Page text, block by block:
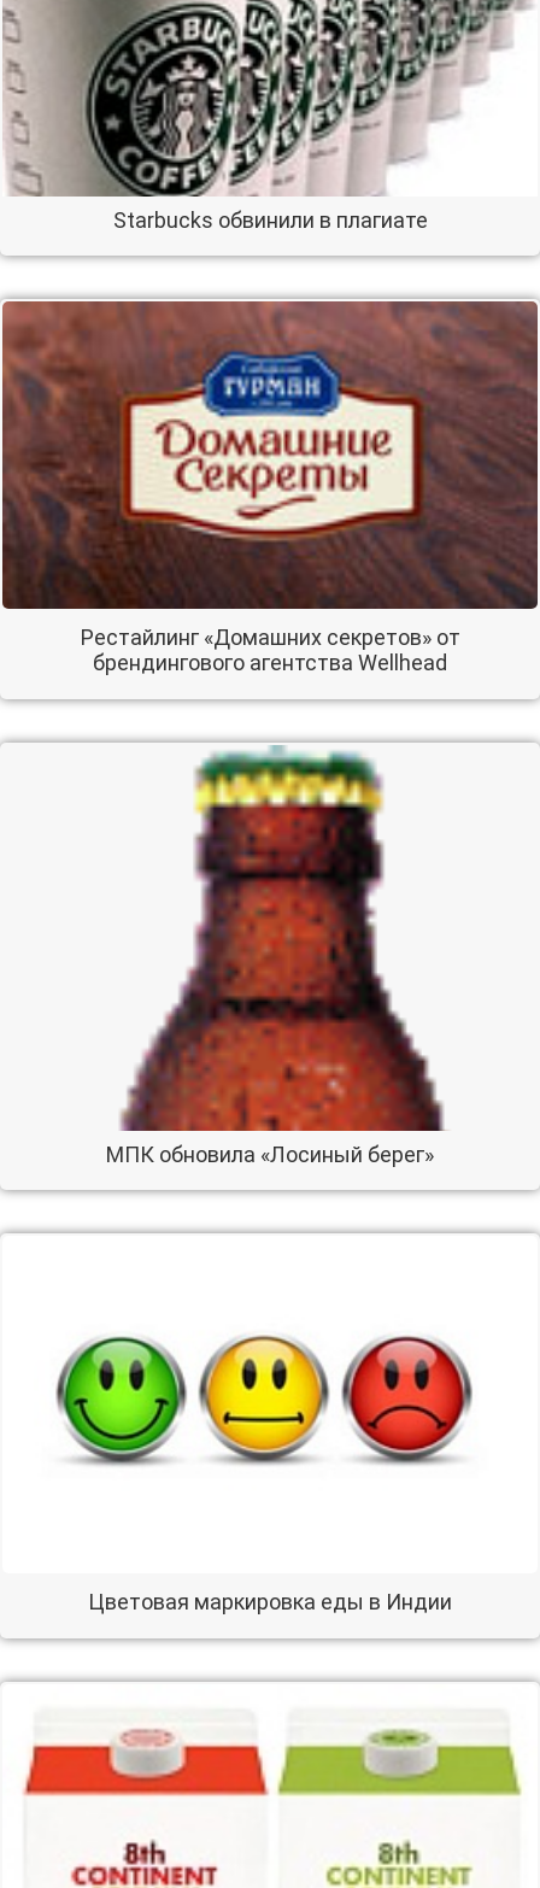
Starbucks обвинили в плагиате
Рестайлинг «Домашних секретов» от
брендингового агентства Wellhead
МПК обновила «Лосиный берег»
Цветовая маркировка еды в Индии